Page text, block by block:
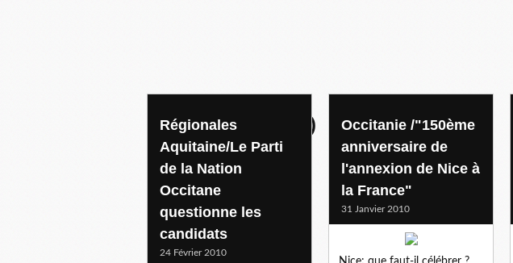
communique (fra )
Régionales
Aquitaine/Le Parti
de la Nation
Occitane
questionne les
candidats
24 Février 2010
Occitanie /"150ème
anniversaire de
l'annexion de Nice à
la France"
31 Janvier 2010